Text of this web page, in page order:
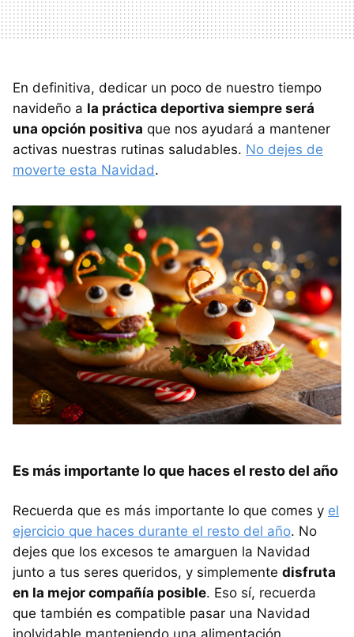
En definitiva, dedicar un poco de nuestro tiempo
navideño a la práctica deportiva siempre será
una opción positiva que nos ayudará a mantener
activas nuestras rutinas saludables. No dejes de
moverte esta Navidad.
Es más importante lo que haces el resto del año
Recuerda que es más importante lo que comes y el
ejercicio que haces durante el resto del año. No
dejes que los excesos te amarguen la Navidad
junto a tus seres queridos, y simplemente disfruta
en la mejor compañía posible. Eso sí, recuerda
que también es compatible pasar una Navidad
inolvidable manteniendo una alimentación